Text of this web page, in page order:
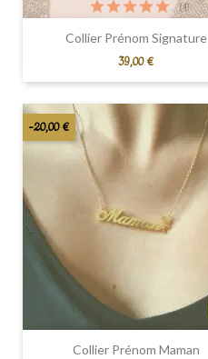
Collier Prénom Signature
Prix
39,00 €
(1)
Collier Prénom Maman
-20,00 €